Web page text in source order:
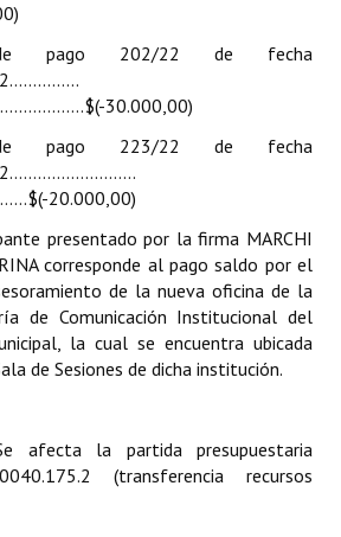
pago 202/22 de fecha
30.000,00)
pago 223/22 de fecha
20.000,00)
presentado por la firma MARCHI
corresponde al pago saldo por el
de la nueva oficina de la
de Comunicación Institucional del
la cual se encuentra ubicada
de Sesiones de dicha institución.
afecta la partida presupuestaria
(transferencia recursos